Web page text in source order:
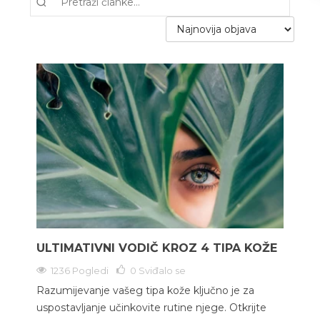
ULTIMATIVNI VODIČ KROZ 4 TIPA KOŽE
1236 Pogledi 0 Sviđalo se
Razumijevanje vašeg tipa kože ključno je za
uspostavljanje učinkovite rutine njege. Otkrijte